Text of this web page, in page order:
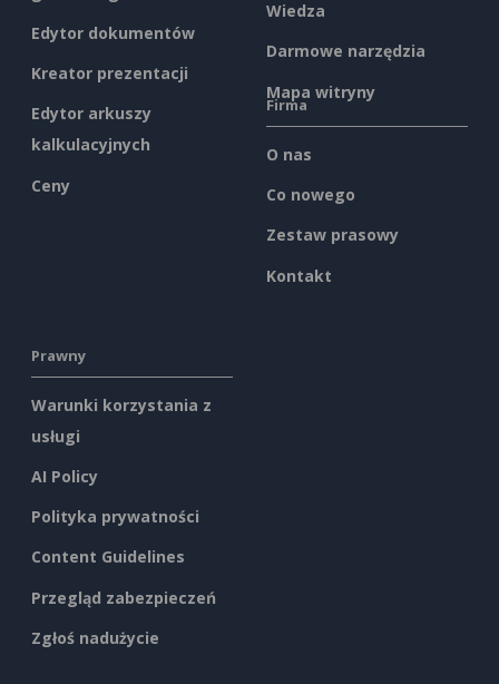
Edytor dokumentów
Kreator prezentacji
Edytor arkuszy
kalkulacyjnych
Ceny
Wiedza
Darmowe narzędzia
Mapa witryny
Firma
O nas
Co nowego
Zestaw prasowy
Kontakt
Prawny
Warunki korzystania z
usługi
AI Policy
Polityka prywatności
Content Guidelines
Przegląd zabezpieczeń
Zgłoś nadużycie